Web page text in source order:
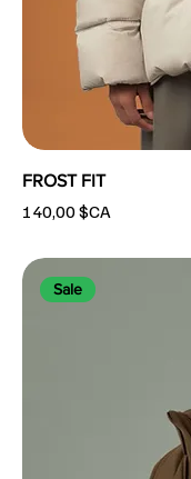
FROST FIT
Prix
140,00 $CA
Sale